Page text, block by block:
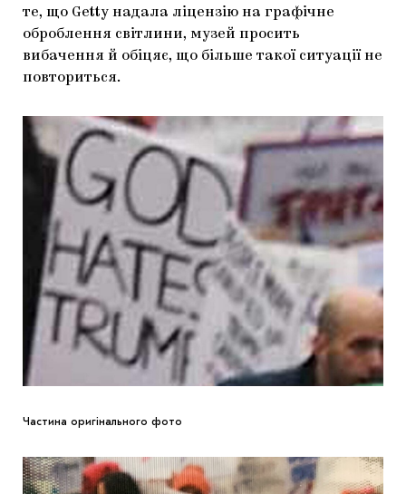
те, що Getty надала ліцензію на графічне
оброблення світлини, музей просить
вибачення й обіцяє, що більше такої ситуації не
повториться.
Частина оригінального фото